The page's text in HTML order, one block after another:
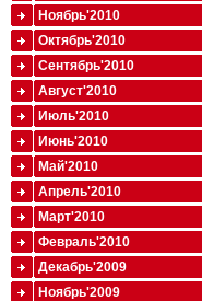
Ноябрь'2010
Октябрь'2010
Сентябрь'2010
Август'2010
Июль'2010
Июнь'2010
Май'2010
Апрель'2010
Март'2010
Февраль'2010
Декабрь'2009
Ноябрь'2009